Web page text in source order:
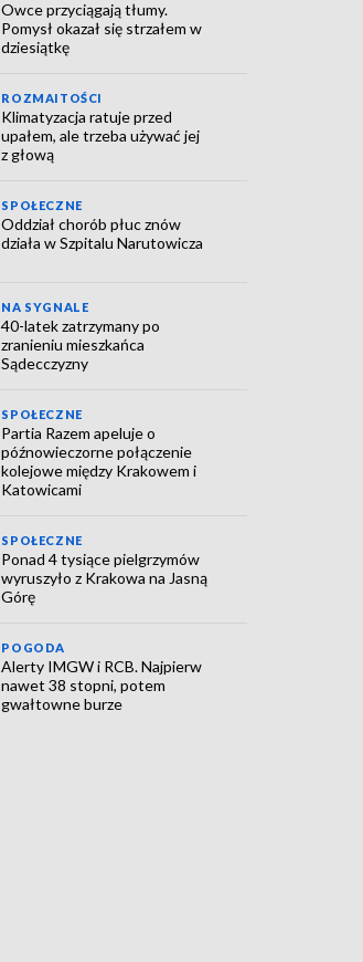
Owce przyciągają tłumy.
Pomysł okazał się strzałem w
dziesiątkę
ROZMAITOŚCI
Klimatyzacja ratuje przed
upałem, ale trzeba używać jej
z głową
SPOŁECZNE
Oddział chorób płuc znów
działa w Szpitalu Narutowicza
NA SYGNALE
40-latek zatrzymany po
zranieniu mieszkańca
Sądecczyzny
SPOŁECZNE
Partia Razem apeluje o
późnowieczorne połączenie
kolejowe między Krakowem i
Katowicami
SPOŁECZNE
Ponad 4 tysiące pielgrzymów
wyruszyło z Krakowa na Jasną
Górę
POGODA
Alerty IMGW i RCB. Najpierw
nawet 38 stopni, potem
gwałtowne burze